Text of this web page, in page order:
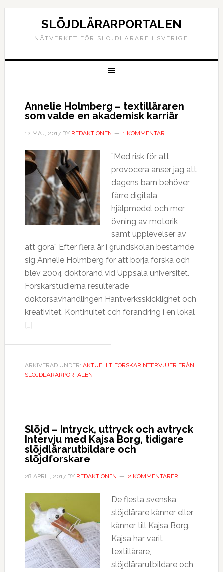
SLÖJDLÄRARPORTALEN
NÄTVERKET FÖR SLÖJDLÄRARE I SVERIGE
Annelie Holmberg – textilläraren
som valde en akademisk karriär
12 MAJ, 2017BY REDAKTIONEN 1 KOMMENTAR
”Med risk för att
provocera anser jag att
dagens barn behöver
färre digitala
hjälpmedel och mer
övning av motorik
samt upplevelser av
att göra” Efter flera år i grundskolan bestämde
sig Annelie Holmberg för att börja forska och
blev 2004 doktorand vid Uppsala universitet.
Forskarstudierna resulterade
doktorsavhandlingen Hantverksskicklighet och
kreativitet. Kontinuitet och förändring i en lokal
[…]
ARKIVERAD UNDER: AKTUELLT, FORSKARINTERVJUER FRÅN
SLÖJDLÄRARPORTALEN
Slöjd – Intryck, uttryck och avtryck
Intervju med Kajsa Borg, tidigare
slöjdlärarutbildare och
slöjdforskare
28 APRIL, 2017BY REDAKTIONEN 2 KOMMENTARER
De flesta svenska
slöjdlärare känner eller
känner till Kajsa Borg.
Kajsa har varit
textillärare,
slöjdlärarutbildare och